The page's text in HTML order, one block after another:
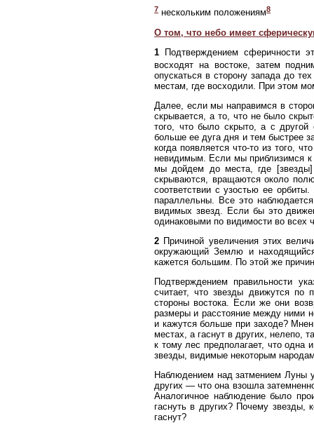
7 нескольким положениям8
О том, что небо имеет
1 Подтверждением сферичности
восходят на востоке, затем
опускаться в сторону запада до
местам, где восходили. При этом
Далее, если мы направимся в
скрывается, а то, что не было
того, что было скрыто, а с другой
больше ее дуга дня и тем быстрее
когда появляется что-то из того,
невидимым. Если мы приблизимся
мы дойдем до места, где
скрываются, вращаются около
соответствии с узостью ее
параллельны. Все это
видимых звезд. Если бы это
одинаковыми по видимости во всех
2 Причиной увеличения этих
окружающий Землю и
кажется большим. По этой же
Подтверждением правильности
считает, что звезды движутся по
стороны востока. Если же они
размеры и расстояние между ними
и кажутся больше при заходе?
местах, а гаснут в других, нелепо,
к тому лес предполагает, что одна
звезды, видимые некоторым
Наблюдением над затмением Луны
других — что она взошла
Аналогичное наблюдение было
гаснуть в других? Почему звезды,
гаснут?